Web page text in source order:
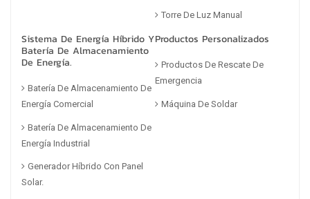
Torre De Luz Manual
Sistema De Energía Híbrido Y
Batería De Almacenamiento
De Energía.
Batería De Almacenamiento De
Energía Comercial
Batería De Almacenamiento De
Energía Industrial
Generador Híbrido Con Panel
Solar.
Productos Personalizados
Productos De Rescate De
Emergencia
Máquina De Soldar